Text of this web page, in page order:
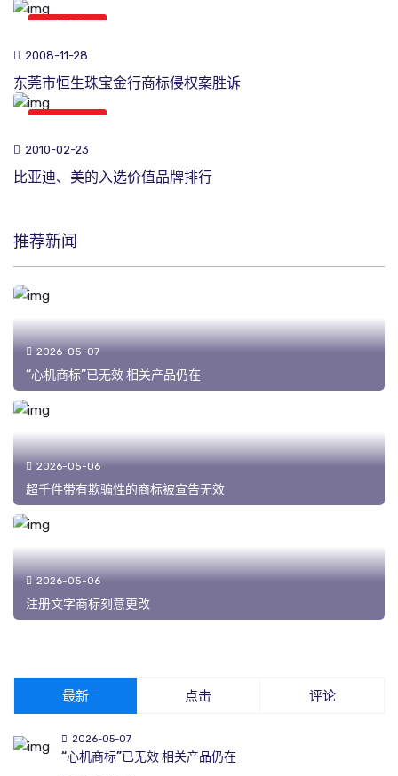
2008-11-28
东莞市恒生珠宝金行商标侵权案胜诉
2010-02-23
比亚迪、美的入选价值品牌排行
推荐新闻
2026-05-07
“心机商标”已无效 相关产品仍在
2026-05-06
超千件带有欺骗性的商标被宣告无效
2026-05-06
注册文字商标刻意更改
最新 点击 评论
2026-05-07
“心机商标”已无效 相关产品仍在